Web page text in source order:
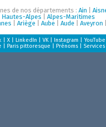
de nos départements :Ain |
Hautes-Alpes
Alpes-Maritimes
|Ariège |Aube |Aude |Aveyron
|X |LinkedIn |VK |Instagram |YouTube
|Paris pittoresque |Prénoms Services